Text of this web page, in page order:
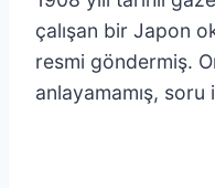
çalışan bir Japon
resmi göndermiş.
anlayamamış,